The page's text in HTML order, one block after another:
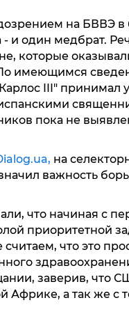
на БВВЭ в
один медбрат.
которые
имеющимся
III" принимал
пока не
на
важность
что начиная с
приоритетной
что это
заверив, что
Африке, а так же с